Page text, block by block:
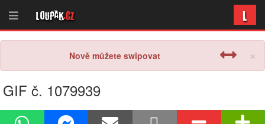
Loupak.cz L
×
Nově můžete swipovat
GIF č. 1079939